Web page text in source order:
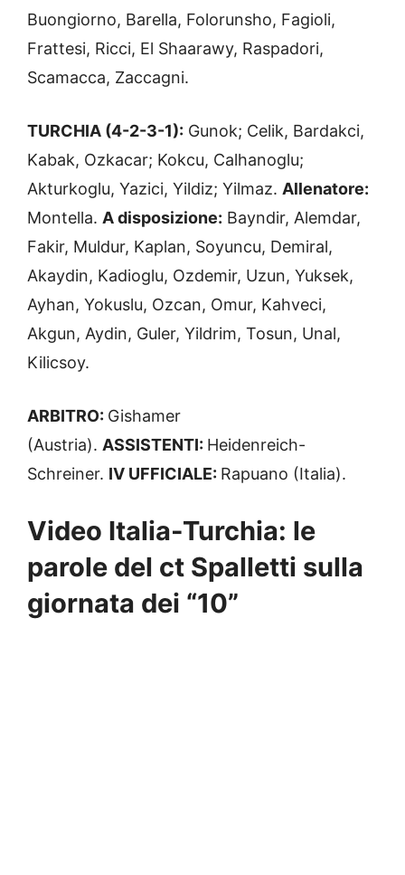
Buongiorno, Barella, Folorunsho, Fagioli,
Frattesi, Ricci, El Shaarawy, Raspadori,
Scamacca, Zaccagni.
TURCHIA (4-2-3-1): Gunok; Celik, Bardakci,
Kabak, Ozkacar; Kokcu, Calhanoglu;
Akturkoglu, Yazici, Yildiz; Yilmaz. Allenatore:
Montella. A disposizione: Bayndir, Alemdar,
Fakir, Muldur, Kaplan, Soyuncu, Demiral,
Akaydin, Kadioglu, Ozdemir, Uzun, Yuksek,
Ayhan, Yokuslu, Ozcan, Omur, Kahveci,
Akgun, Aydin, Guler, Yildrim, Tosun, Unal,
Kilicsoy.
ARBITRO: Gishamer
(Austria). ASSISTENTI: Heidenreich-
Schreiner. IV UFFICIALE: Rapuano (Italia).
Video Italia-Turchia: le
parole del ct Spalletti sulla
giornata dei “10”